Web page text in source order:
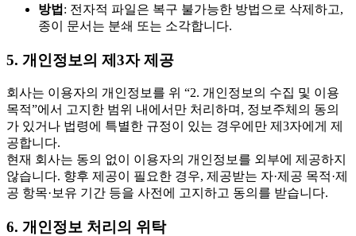
방법 : 전자적 파일은 복구 불가능한 방법으로 삭제하고,
종이 문서는 분쇄 또는 소각합니다.
5. 개인정보의 제3자 제공
회사는 이용자의 개인정보를 위 “2. 개인정보의 수집 및 이용
목적”에서 고지한 범위 내에서만 처리하며, 정보주체의 동의
가 있거나 법령에 특별한 규정이 있는 경우에만 제3자에게 제
공합니다.
현재 회사는 동의 없이 이용자의 개인정보를 외부에 제공하지
않습니다. 향후 제공이 필요한 경우, 제공받는 자·제공 목적·제
공 항목·보유 기간 등을 사전에 고지하고 동의를 받습니다.
6. 개인정보 처리의 위탁